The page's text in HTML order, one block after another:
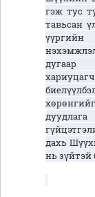
гэж тус
тавьсан
дахь
нь зүйтэй